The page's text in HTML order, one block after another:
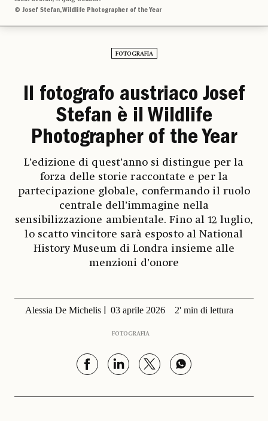
© Josef Stefan, Wildlife Photographer of the Year
FOTOGRAFIA
Il fotografo austriaco Josef
Stefan è il Wildlife
Photographer of the Year
L’edizione di quest’anno si distingue per la
forza delle storie raccontate e per la
partecipazione globale, confermando il ruolo
centrale dell’immagine nella
sensibilizzazione ambientale. Fino al 12 luglio,
lo scatto vincitore sarà esposto al National
History Museum di Londra insieme alle
menzioni d’onore
Alessia De Michelis 03 aprile 2026 2' min di lettura
FOTOGRAFIA